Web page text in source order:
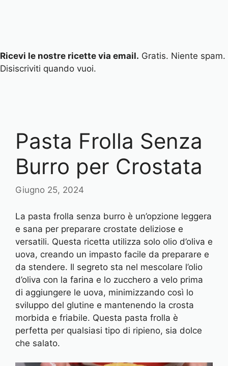
Ricevi le nostre ricette via email. Gratis. Niente spam.
Disiscriviti quando vuoi.
Pasta Frolla Senza
Burro per Crostata
Giugno 25, 2024
La pasta frolla senza burro è un’opzione leggera
e sana per preparare crostate deliziose e
versatili. Questa ricetta utilizza solo olio d’oliva e
uova, creando un impasto facile da preparare e
da stendere. Il segreto sta nel mescolare l’olio
d’oliva con la farina e lo zucchero a velo prima
di aggiungere le uova, minimizzando così lo
sviluppo del glutine e mantenendo la crosta
morbida e friabile. Questa pasta frolla è
perfetta per qualsiasi tipo di ripieno, sia dolce
che salato.